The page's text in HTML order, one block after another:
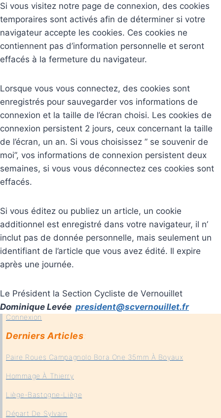
Si vous visitez notre page de connexion, des cookies
temporaires sont activés afin de déterminer si votre
navigateur accepte les cookies. Ces cookies ne
contiennent pas d’information personnelle et seront
effacés à la fermeture du navigateur.
Lorsque vous vous connectez, des cookies sont
enregistrés pour sauvegarder vos informations de
connexion et la taille de l’écran choisi. Les cookies de
connexion persistent 2 jours, ceux concernant la taille
de l’écran, un an. Si vous choisissez ” se souvenir de
moi”, vos informations de connexion persistent deux
semaines, si vous vous déconnectez ces cookies sont
effacés.
Si vous éditez ou publiez un article, un cookie
additionnel est enregistré dans votre navigateur, il n’
inclut pas de donnée personnelle, mais seulement un
identifiant de l’article que vous avez édité. Il expire
après une journée.
Le Président la Section Cycliste de Vernouillet
Dominique Levée president@scvernouillet.fr
Connexion
Derniers Articles:
Paire Roues Campagnolo Bora One 35mm À Boyaux
Hommage À Thierry
Liège-Bastogne-Liège
Départ De Sylvain